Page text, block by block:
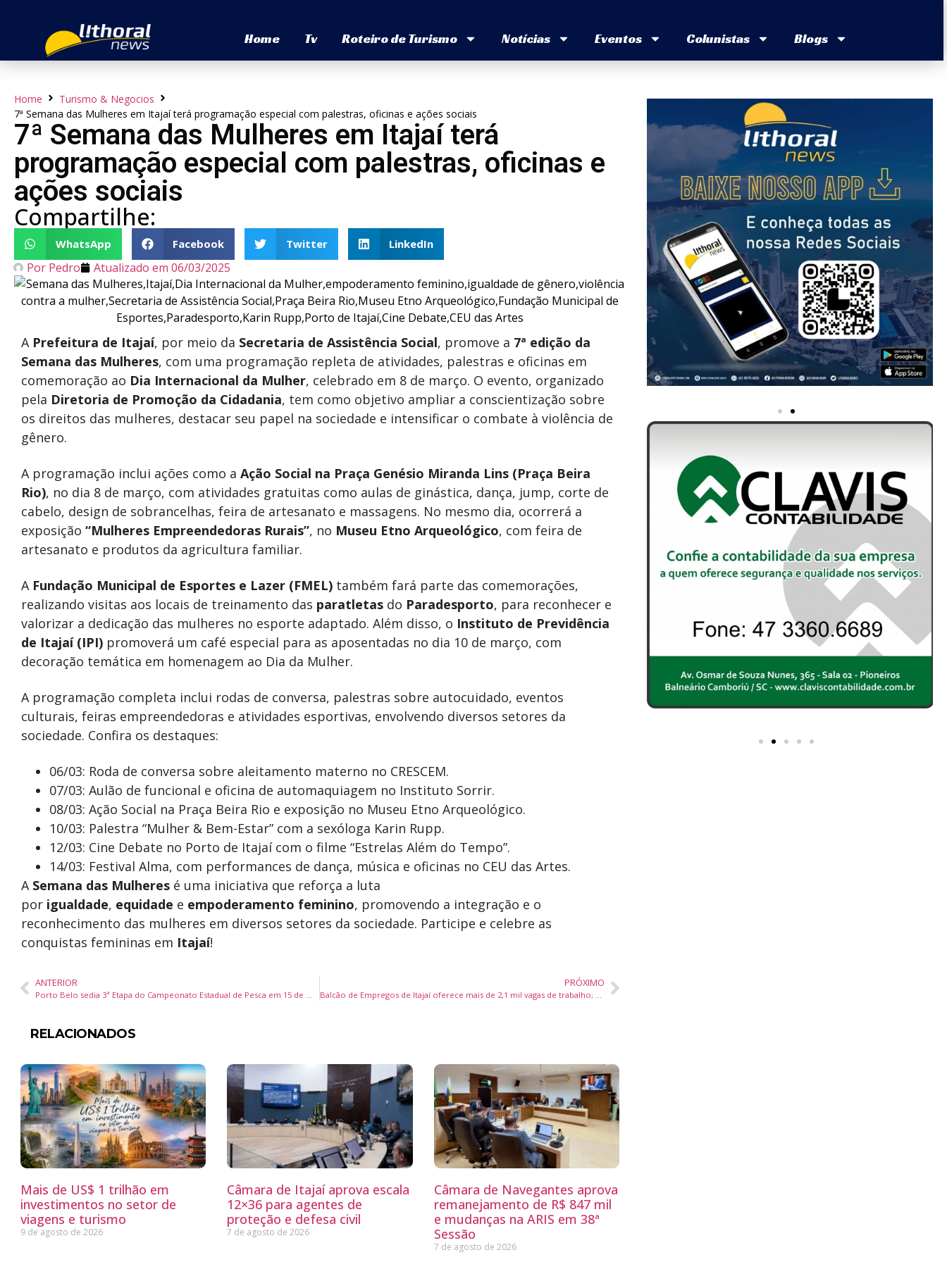
Home Tv Roteiro de Turismo Notícias Eventos Colunistas Blogs
Home
Turismo & Negocios
7ª Semana das Mulheres em Itajaí terá programação especial com palestras, oficinas e ações sociais
7ª Semana das Mulheres em Itajaí terá
programação especial com palestras, oficinas e
ações sociais
Compartilhe:
WhatsApp Facebook Twitter LinkedIn
Por Pedro Atualizado em 06/03/2025
A Prefeitura de Itajaí, por meio da Secretaria de Assistência Social, promove a 7ª edição da
Semana das Mulheres, com uma programação repleta de atividades, palestras e oficinas em
comemoração ao Dia Internacional da Mulher, celebrado em 8 de março. O evento, organizado
pela Diretoria de Promoção da Cidadania, tem como objetivo ampliar a conscientização sobre
os direitos das mulheres, destacar seu papel na sociedade e intensificar o combate à violência de
gênero.
A programação inclui ações como a Ação Social na Praça Genésio Miranda Lins (Praça Beira
Rio), no dia 8 de março, com atividades gratuitas como aulas de ginástica, dança, jump, corte de
cabelo, design de sobrancelhas, feira de artesanato e massagens. No mesmo dia, ocorrerá a
exposição “Mulheres Empreendedoras Rurais”, no Museu Etno Arqueológico, com feira de
artesanato e produtos da agricultura familiar.
A Fundação Municipal de Esportes e Lazer (FMEL) também fará parte das comemorações,
realizando visitas aos locais de treinamento das paratletas do Paradesporto, para reconhecer e
valorizar a dedicação das mulheres no esporte adaptado. Além disso, o Instituto de Previdência
de Itajaí (IPI) promoverá um café especial para as aposentadas no dia 10 de março, com
decoração temática em homenagem ao Dia da Mulher.
A programação completa inclui rodas de conversa, palestras sobre autocuidado, eventos
culturais, feiras empreendedoras e atividades esportivas, envolvendo diversos setores da
sociedade. Confira os destaques:
06/03: Roda de conversa sobre aleitamento materno no CRESCEM.
07/03: Aulão de funcional e oficina de automaquiagem no Instituto Sorrir.
08/03: Ação Social na Praça Beira Rio e exposição no Museu Etno Arqueológico.
10/03: Palestra “Mulher & Bem-Estar” com a sexóloga Karin Rupp.
12/03: Cine Debate no Porto de Itajaí com o filme “Estrelas Além do Tempo”.
14/03: Festival Alma, com performances de dança, música e oficinas no CEU das Artes.
A Semana das Mulheres é uma iniciativa que reforça a luta
por igualdade, equidade e empoderamento feminino, promovendo a integração e o
reconhecimento das mulheres em diversos setores da sociedade. Participe e celebre as
conquistas femininas em Itajaí!
ANTERIOR PRÓXIMO
RELACIONADOS
Mais de US$ 1 trilhão em
investimentos no setor de
viagens e turismo
9 de agosto de 2026
Câmara de Itajaí aprova escala
12×36 para agentes de
proteção e defesa civil
7 de agosto de 2026
Câmara de Navegantes aprova
remanejamento de R$ 847 mil
e mudanças na ARIS em 38ª
Sessão
7 de agosto de 2026